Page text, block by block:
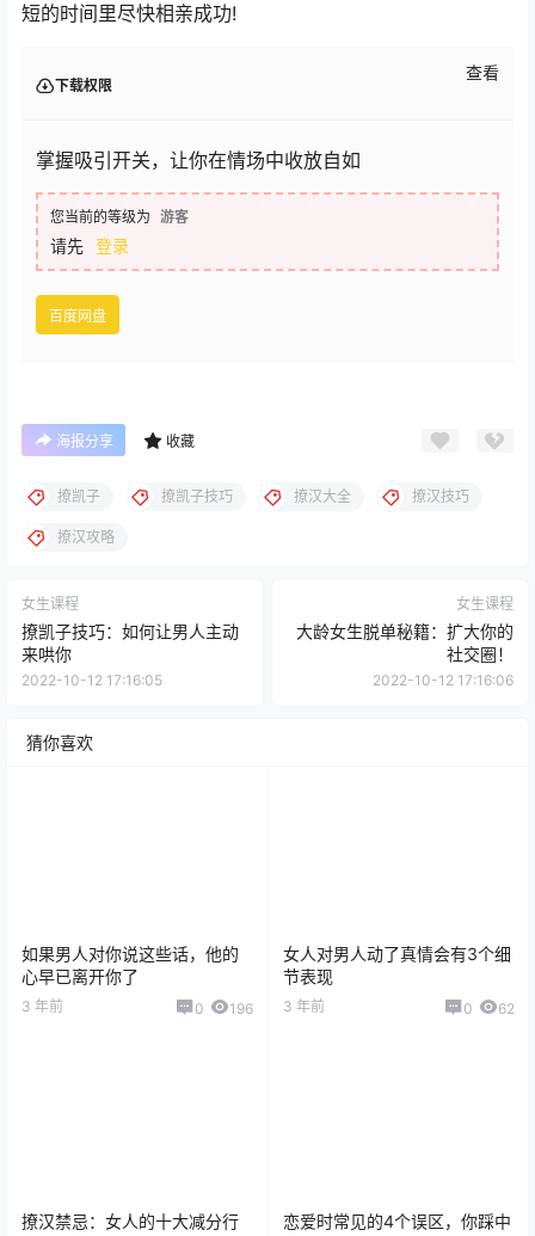
短的时间里尽快相亲成功!
下载权限
查看
掌握吸引开关，让你在情场中收放自如
您当前的等级为 游客
请先 登录
百度网盘
海报分享 收藏
撩凯子 撩凯子技巧 撩汉大全 撩汉技巧
撩汉攻略
女生课程
撩凯子技巧：如何让男人主动
来哄你
2022-10-12 17:16:05
女生课程
大龄女生脱单秘籍：扩大你的
社交圈！
2022-10-12 17:16:06
猜你喜欢
如果男人对你说这些话，他的
心早已离开你了
3 年前 0 196
女人对男人动了真情会有3个细
节表现
3 年前 0 62
撩汉禁忌：女人的十大减分行
恋爱时常见的4个误区，你踩中